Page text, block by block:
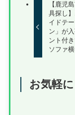
【鹿児
具探し
イドテ
ン」が
ント付
ソファ
お気軽